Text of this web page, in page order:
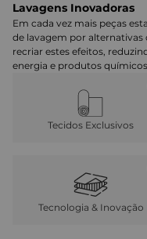
Lavagens Inovadoras
Em cada vez mais peças
de lavagem por alternativas
recriar estes efeitos,
energia e produtos
Tecidos Exclusivos
Tecnologia & Inovação